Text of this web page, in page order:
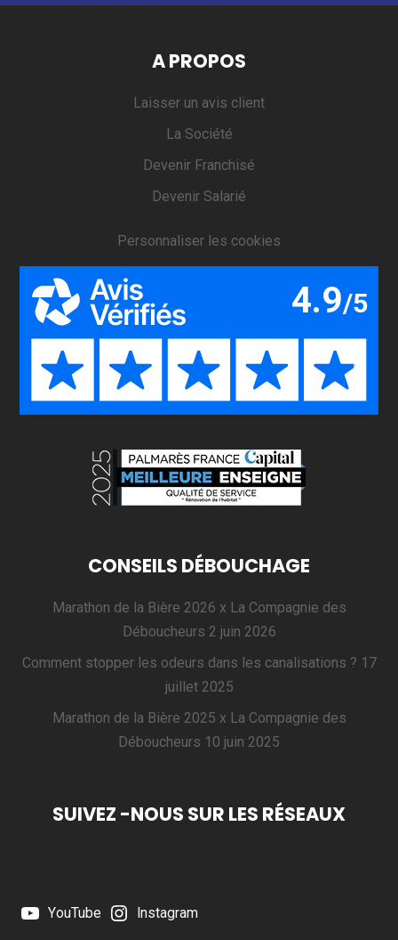
A PROPOS
Laisser un avis client
La Société
Devenir Franchisé
Devenir Salarié
Personnaliser les cookies
CONSEILS DÉBOUCHAGE
Marathon de la Bière 2026 x La Compagnie des
Déboucheurs 2 juin 2026
Comment stopper les odeurs dans les canalisations ? 17
juillet 2025
Marathon de la Bière 2025 x La Compagnie des
Déboucheurs 10 juin 2025
SUIVEZ -NOUS SUR LES RÉSEAUX
YouTube Instagram